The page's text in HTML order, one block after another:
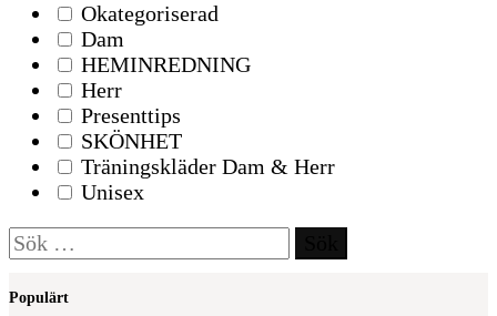
Okategoriserad
Dam
HEMINREDNING
Herr
Presenttips
SKÖNHET
Träningskläder Dam & Herr
Unisex
Sök
efter:
Populärt